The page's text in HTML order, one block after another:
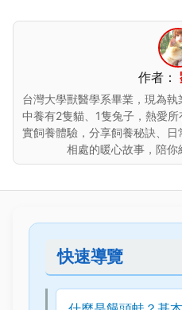
作者：
台灣大學獸醫學系畢業，現為
中養有2隻貓、1隻兔子，熱愛
實飼養體驗，分享飼養秘訣、
相處的暖心故事，陪你
快速導覽